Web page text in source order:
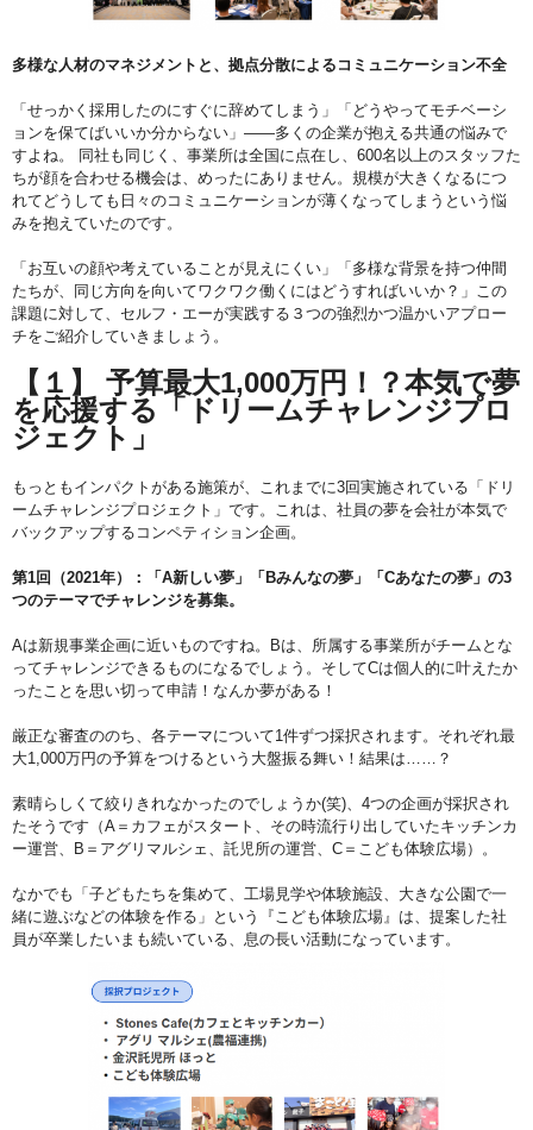
多様な人材のマネジメントと、拠点分散によるコミュニケーション不全
「せっかく採用したのにすぐに辞めてしまう」「どうやってモチベーシ
ョンを保てばいいか分からない」—―多くの企業が抱える共通の悩みで
すよね。 同社も同じく、事業所は全国に点在し、600名以上のスタッフた
ちが顔を合わせる機会は、めったにありません。規模が大きくなるにつ
れてどうしても日々のコミュニケーションが薄くなってしまうという悩
みを抱えていたのです。
「お互いの顔や考えていることが見えにくい」「多様な背景を持つ仲間
たちが、同じ方向を向いてワクワク働くにはどうすればいいか？」この
課題に対して、セルフ・エーが実践する３つの強烈かつ温かいアプロー
チをご紹介していきましょう。
【１】 予算最大1,000万円！？本気で夢
を応援する「ドリームチャレンジプロ
ジェクト」
もっともインパクトがある施策が、これまでに3回実施されている「ドリ
ームチャレンジプロジェクト」です。これは、社員の夢を会社が本気で
バックアップするコンペティション企画。
第1回（2021年）：「A新しい夢」「Bみんなの夢」「Cあなたの夢」の3
つのテーマでチャレンジを募集。
Aは新規事業企画に近いものですね。Bは、所属する事業所がチームとな
ってチャレンジできるものになるでしょう。そしてCは個人的に叶えたか
ったことを思い切って申請！なんか夢がある！
厳正な審査ののち、各テーマについて1件ずつ採択されます。それぞれ最
大1,000万円の予算をつけるという大盤振る舞い！結果は……？
素晴らしくて絞りきれなかったのでしょうか(笑)、4つの企画が採択され
たそうです（A＝カフェがスタート、その時流行り出していたキッチンカ
ー運営、B＝アグリマルシェ、託児所の運営、C＝こども体験広場）。
なかでも「子どもたちを集めて、工場見学や体験施設、大きな公園で一
緒に遊ぶなどの体験を作る」という『こども体験広場』は、提案した社
員が卒業したいまも続いている、息の長い活動になっています。